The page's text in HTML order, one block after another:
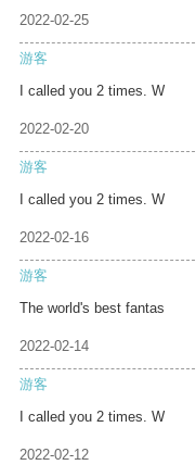
2022-02-25
游客
I called you 2 times. W
2022-02-20
游客
I called you 2 times. W
2022-02-16
游客
The world's best fantas
2022-02-14
游客
I called you 2 times. W
2022-02-12